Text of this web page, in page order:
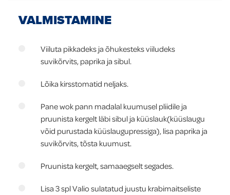
VALMISTAMINE
Viiluta pikkadeks ja õhukesteks viiludeks
suvikõrvits, paprika ja sibul.
Lõika kirsstomatid neljaks.
Pane wok pann madalal kuumusel pliidile ja
pruunista kergelt läbi sibul ja küüslauk(küüslaugu
võid purustada küüslaugupressiga), lisa paprika ja
suvikõrvits, tõsta kuumust.
Pruunista kergelt, samaaegselt segades.
Lisa 3 spl Valio sulatatud juustu krabimaitseliste